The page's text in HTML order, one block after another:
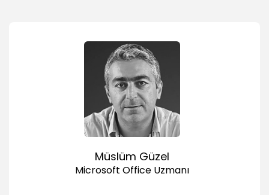
Sunum ve Slayt Kavramı
Slayt Düzeni Eklemek ve Değiştirmek
Slayt Düzeni Kullanmanın Avantajları
Powerpoint İle Hızlı Sunum Hazırlama
Müslüm Güzel
Microsoft Office Uzmanı